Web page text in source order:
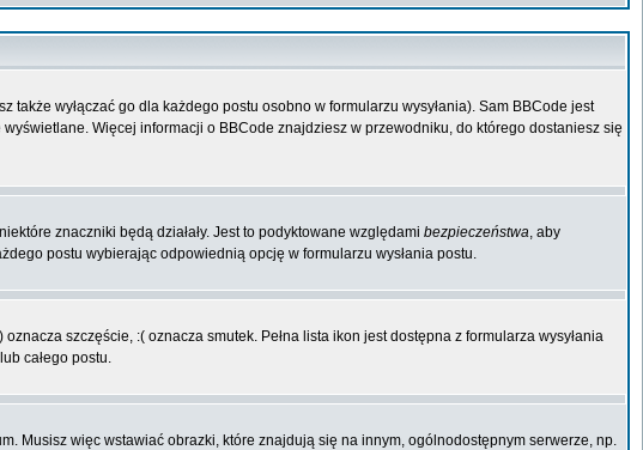
wyłączać go dla każdego postu osobno w formularzu wysyłania). Sam BBCode jest
Więcej informacji o BBCode znajdziesz w przewodniku, do którego dostaniesz się
znaczniki będą działały. Jest to podyktowane względami bezpieczeństwa, aby
postu wybierając odpowiednią opcję w formularzu wysłania postu.
szczęście, :( oznacza smutek. Pełna lista ikon jest dostępna z formularza wysyłania
całego postu.
Musisz więc wstawiać obrazki, które znajdują się na innym, ogólnodostępnym serwerze, np.